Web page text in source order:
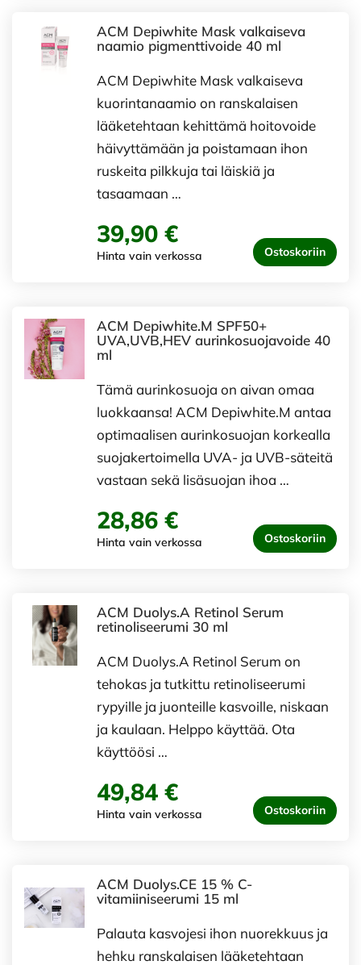
ACM Depiwhite Mask valkaiseva
naamio pigmenttivoide 40 ml
ACM Depiwhite Mask valkaiseva
kuorintanaamio on ranskalaisen
lääketehtaan kehittämä hoitovoide
häivyttämään ja poistamaan ihon
ruskeita pilkkuja tai läiskiä ja
tasaamaan …
39,90 €
Hinta vain verkossa Ostoskoriin
ACM Depiwhite.M SPF50+
UVA,UVB,HEV aurinkosuojavoide 40
ml
Tämä aurinkosuoja on aivan omaa
luokkaansa! ACM Depiwhite.M antaa
optimaalisen aurinkosuojan korkealla
suojakertoimella UVA- ja UVB-säteitä
vastaan sekä lisäsuojan ihoa …
28,86 €
Hinta vain verkossa Ostoskoriin
ACM Duolys.A Retinol Serum
retinoliseerumi 30 ml
ACM Duolys.A Retinol Serum on
tehokas ja tutkittu retinoliseerumi
rypyille ja juonteille kasvoille, niskaan
ja kaulaan. Helppo käyttää. Ota
käyttöösi …
49,84 €
Hinta vain verkossa Ostoskoriin
ACM Duolys.CE 15 % C-
vitamiiniseerumi 15 ml
Palauta kasvojesi ihon nuorekkuus ja
hehku ranskalaisen lääketehtaan